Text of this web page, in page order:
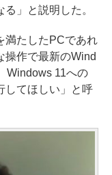
」と説明した。
たしたPCであれ
操作で最新のWind
Windows 11への
してほしい」と呼